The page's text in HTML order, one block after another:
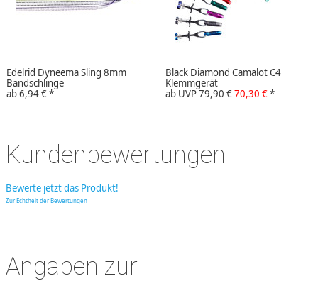
Edelrid Dyneema Sling 8mm
Bandschlinge
ab6,94 €*
Black Diamond Camalot C4
Klemmgerät
abUVP 79,90 €70,30 €*
Kundenbewertungen
Bewerte jetzt das Produkt!
Zur Echtheit der Bewertungen
Angaben zur